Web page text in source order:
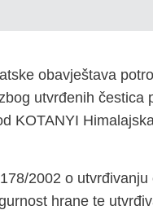
obavještava
utvrđenih
KOTANYI
2002 o
hrane te